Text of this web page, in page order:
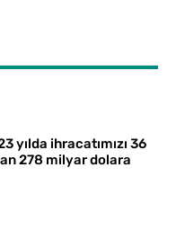
yılda ihracatımızı 36
278 milyar dolara